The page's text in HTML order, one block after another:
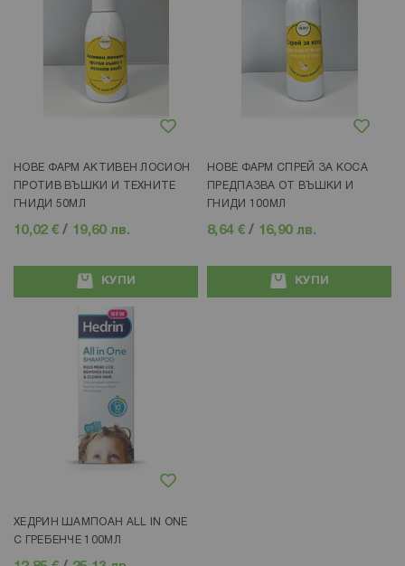
НОВЕ ФАРМ АКТИВЕН ЛОСИОН
ПРОТИВ ВЪШКИ И ТЕХНИТЕ
ГНИДИ 50МЛ
10,02 € / 19,60 лв.
КУПИ
НОВЕ ФАРМ СПРЕЙ ЗА КОСА
ПРЕДПАЗВА ОТ ВЪШКИ И
ГНИДИ 100МЛ
8,64 €/ 16,90 лв.
КУПИ
ХЕДРИН ШАМПОАН ALL IN ONE
С ГРЕБЕНЧЕ 100МЛ